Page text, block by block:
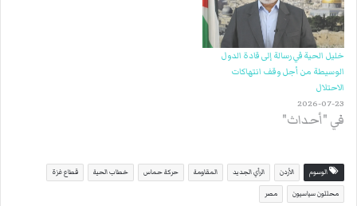
خليل الحية في رسالة إلى قادة الدول
الوسيطة من أجل وقف انتهاكات
الاحتلال
2026-07-23
في "أحداث"
الوسوم الأردن الرأي الجديد المقاومة حركة حماس خطاب الحية قطاع غزة
محللون سياسيون مصر